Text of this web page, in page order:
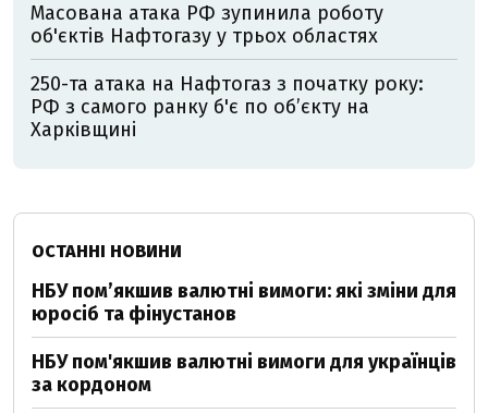
Масована атака РФ зупинила роботу
об'єктів Нафтогазу у трьох областях
250-та атака на Нафтогаз з початку року:
РФ з самого ранку б'є по об’єкту на
Харківщині
ОСТАННІ НОВИНИ
НБУ пом’якшив валютні вимоги: які зміни для
юросіб та фінустанов
НБУ пом'якшив валютні вимоги для українців
за кордоном